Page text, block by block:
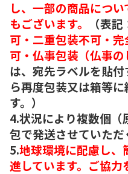
し、一部の商品につ
もございます。
（表記
可・二重包装不可・
可・仏事包装（仏事の
は、宛先ラベルを貼
ら再度包装又は箱等
す。）
4.状況により複数個
包で発送させていただ
5.地球環境に配慮し、
進しています。ご協力